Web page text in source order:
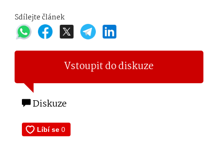
Sdílejte článek
Vstoupit do diskuze
Diskuze